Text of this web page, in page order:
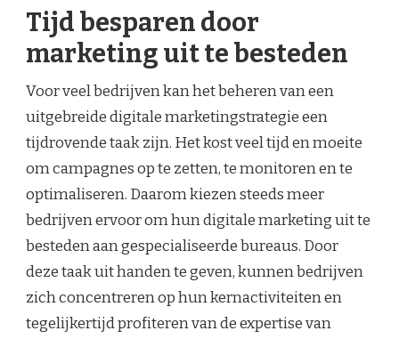
Tijd besparen door
marketing uit te besteden
Voor veel bedrijven kan het beheren van een
uitgebreide digitale marketingstrategie een
tijdrovende taak zijn. Het kost veel tijd en moeite
om campagnes op te zetten, te monitoren en te
optimaliseren. Daarom kiezen steeds meer
bedrijven ervoor om hun digitale marketing uit te
besteden aan gespecialiseerde bureaus. Door
deze taak uit handen te geven, kunnen bedrijven
zich concentreren op hun kernactiviteiten en
tegelijkertijd profiteren van de expertise van